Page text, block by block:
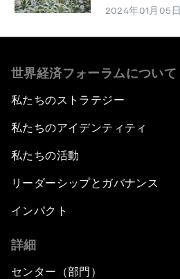
2024年01月05日
世界経済フォーラムについて
私たちのストラテジー
私たちのアイデンティティ
私たちの活動
リーダーシップとガバナンス
インパクト
詳細
センター（部門）